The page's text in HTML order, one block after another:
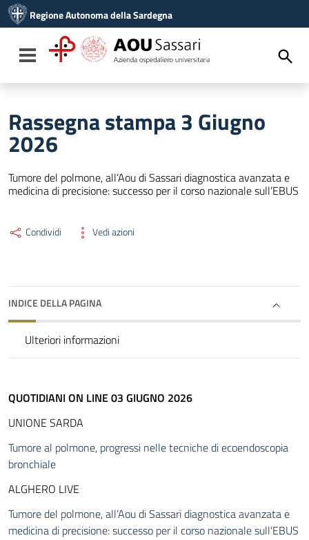
Vai al menu di navigazione
Vai al footer
Regione Autonoma della Sardegna
Toggle navigation
Rassegna stampa 3 Giugno
2026
Tumore del polmone, all’Aou di Sassari diagnostica avanzata e
medicina di precisione: successo per il corso nazionale sull’EBUS
Condividi Vedi azioni
INDICE DELLA PAGINA
Ulteriori informazioni
QUOTIDIANI ON LINE 03 GIUGNO 2026
UNIONE SARDA
Tumore al polmone, progressi nelle tecniche di ecoendoscopia
bronchiale
ALGHERO LIVE
Tumore del polmone, all’Aou di Sassari diagnostica avanzata e
medicina di precisione: successo per il corso nazionale sull’EBUS